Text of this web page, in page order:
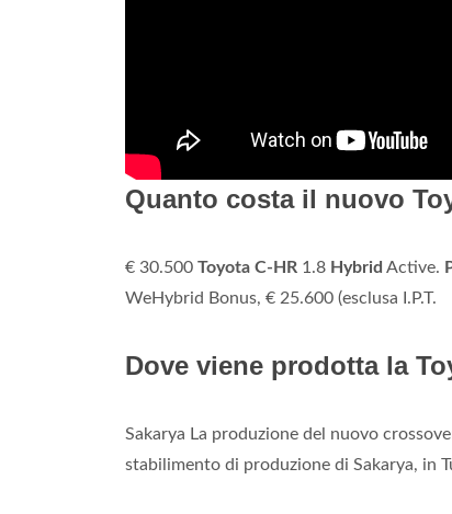
Quanto costa il nuovo
€ 30.500 Toyota C-HR 1.8 Hybrid Active.
WeHybrid Bonus, € 25.600 (esclusa I.P.T.
Dove viene prodotta la
Sakarya La produzione del nuovo
stabilimento di produzione di Sakarya, in